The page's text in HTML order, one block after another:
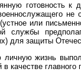
готовность к
не
или
для защиты
жизнь
главного